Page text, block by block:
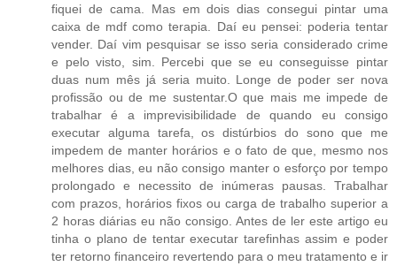
fiquei de cama. Mas em dois dias consegui pintar uma
caixa de mdf como terapia. Daí eu pensei: poderia tentar
vender. Daí vim pesquisar se isso seria considerado crime
e pelo visto, sim. Percebi que se eu conseguisse pintar
duas num mês já seria muito. Longe de poder ser nova
profissão ou de me sustentar.O que mais me impede de
trabalhar é a imprevisibilidade de quando eu consigo
executar alguma tarefa, os distúrbios do sono que me
impedem de manter horários e o fato de que, mesmo nos
melhores dias, eu não consigo manter o esforço por tempo
prolongado e necessito de inúmeras pausas. Trabalhar
com prazos, horários fixos ou carga de trabalho superior a
2 horas diárias eu não consigo. Antes de ler este artigo eu
tinha o plano de tentar executar tarefinhas assim e poder
ter retorno financeiro revertendo para o meu tratamento e ir